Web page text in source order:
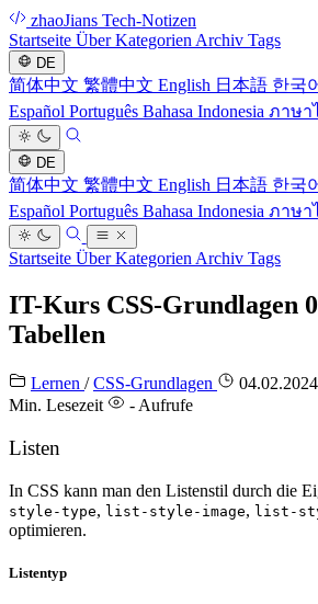
zhaoJians Tech-Notizen
Startseite ÜberKategorien Archiv Tags
DE
简体中文 繁體中文 English 日本語 한국
Español Português Bahasa Indonesia ภาษา
DE
简体中文 繁體中文 English 日本語 한국
Español Português Bahasa Indonesia ภาษา
Startseite ÜberKategorien Archiv Tags
IT-Kurs CSS-Grundlagen
Tabellen
Lernen / CSS-Grundlagen 04.02.2024
Min. Lesezeit
- Aufrufe
Listen
In CSS kann man den Listenstil durch die
style-type, list-style-image, list-
optimieren.
Listentyp